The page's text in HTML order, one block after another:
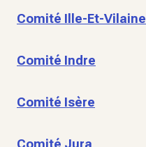
Comité Ille-Et-Vilaine
Comité Indre
Comité Isère
Comité Jura